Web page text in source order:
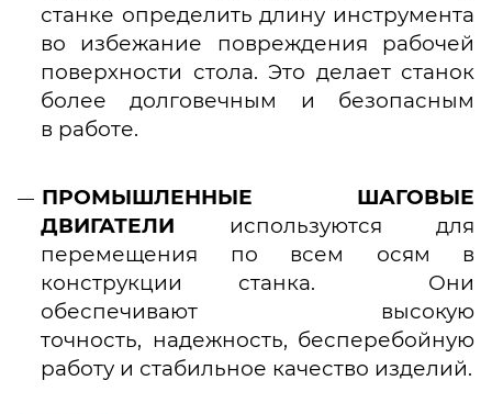
станке определить длину инструмента
во избежание повреждения рабочей
поверхности стола. Это делает станок
более долговечным и безопасным
в работе.
ПРОМЫШЛЕННЫЕ ШАГОВЫЕ
ДВИГАТЕЛИ используются для
перемещения по всем осям в
конструкции станка. Они
обеспечивают высокую
точность, надежность, бесперебойную
работу и стабильное качество изделий.